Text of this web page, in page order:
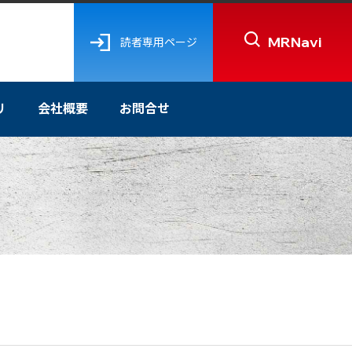
読者専用ページ MRNavi
会社概要 お問合せ